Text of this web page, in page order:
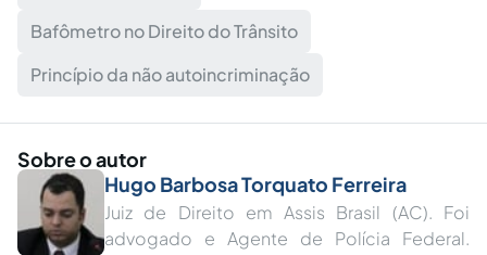
Bafômetro no Direito do Trânsito
Princípio da não autoincriminação
Sobre o autor
Hugo Barbosa Torquato Ferreira
Juiz de Direito em Assis Brasil (AC). Foi
advogado e Agente de Polícia Federal.